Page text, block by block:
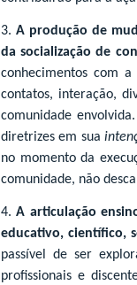
3. A produção de
da socialização de
conhecimentos com
contatos, interação,
comunidade
diretrizes em sua
no momento da
comunidade, não
4.A articulação
educativo, científico,
passível de ser
profissionais e